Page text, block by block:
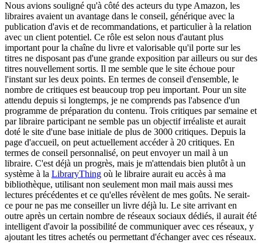
Nous avions souligné qu'à côté des acteurs du type Amazon, les
libraires avaient un avantage dans le conseil, générique avec la
publication d'avis et de recommandations, et particulier à la relation
avec un client potentiel. Ce rôle est selon nous d'autant plus
important pour la chaîne du livre et valorisable qu'il porte sur les
titres ne disposant pas d'une grande exposition par ailleurs ou sur des
titres nouvellement sortis. Il me semble que le site échoue pour
l'instant sur les deux points. En termes de conseil d'ensemble, le
nombre de critiques est beaucoup trop peu important. Pour un site
attendu depuis si longtemps, je ne comprends pas l'absence d'un
programme de préparation du contenu. Trois critiques par semaine et
par libraire participant ne semble pas un objectif irréaliste et aurait
doté le site d'une base initiale de plus de 3000 critiques. Depuis la
page d'accueil, on peut actuellement accéder à 20 critiques. En
termes de conseil personnalisé, on peut envoyer un mail à un
libraire. C'est déjà un progrès, mais je m'attendais bien plutôt à un
système à la LibraryThing où le libraire aurait eu accès à ma
bibliothèque, utilisant non seulement mon mail mais aussi mes
lectures précédentes et ce qu'elles révèlent de mes goûts. Ne serait-
ce pour ne pas me conseiller un livre déjà lu. Le site arrivant en
outre après un certain nombre de réseaux sociaux dédiés, il aurait été
intelligent d'avoir la possibilité de communiquer avec ces réseaux, y
ajoutant les titres achetés ou permettant d'échanger avec ces réseaux.